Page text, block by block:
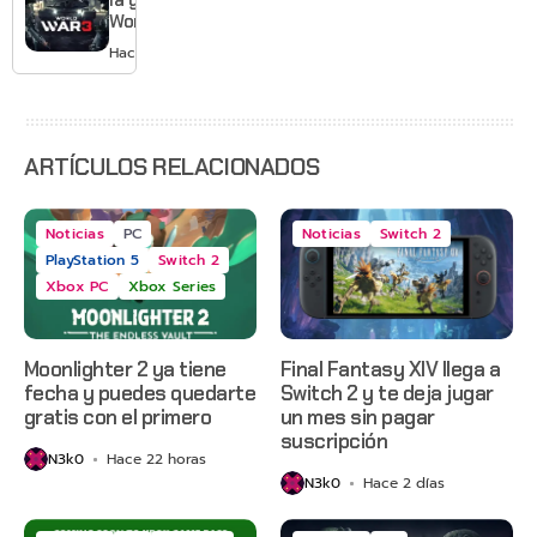
Grounded
World War
3 apaga
sus
Hace 3 días
ARTÍCULOS RELACIONADOS
Noticias
PC
PlayStation 5
Switch 2
Xbox PC
Xbox Series
Moonlighter 2 ya tiene
fecha y puedes quedarte
gratis con el primero
N3k0 Hace 22 horas
Noticias Switch 2
Final Fantasy XIV llega a
Switch 2 y te deja jugar
un mes sin pagar
suscripción
N3k0 Hace 2 días